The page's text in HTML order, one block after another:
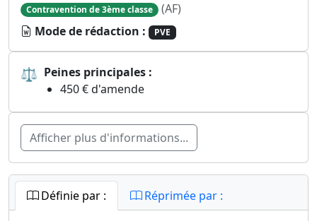
Contravention de 3ème classe (AF)
Mode de rédaction :
PVE
⚖ Peines principales :
450 € d'amende
Afficher plus d'informations...
Définie par : Réprimée par :